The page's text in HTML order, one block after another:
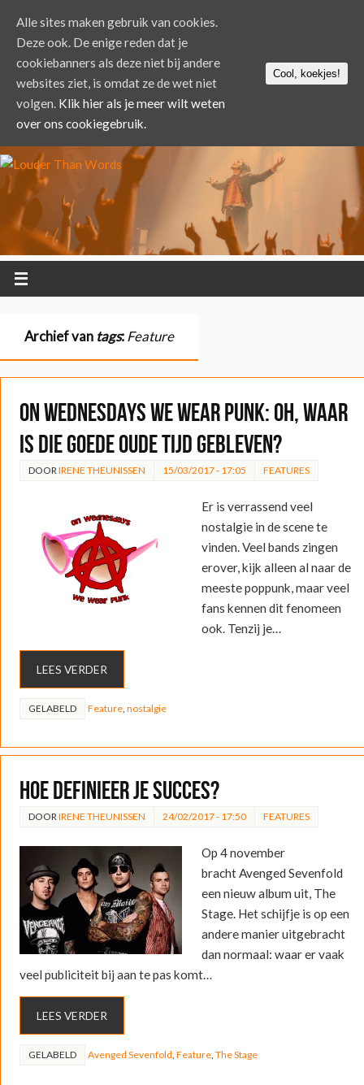
Archief van tags:Feature
On Wednesdays We Wear Punk: Oh, waar
is die goede oude tijd gebleven?
DOOR IRENE THEUNISSEN 15/03/2017 - 17:05 FEATURES
Er is verrassend veel
nostalgie in de scene te
vinden. Veel bands zingen
erover, kijk alleen al naar de
meeste poppunk, maar veel
fans kennen dit fenomeen
ook. Tenzij je…
LEES VERDER
GELABELD Feature, nostalgie
Hoe definieer je succes?
DOOR IRENE THEUNISSEN 24/02/2017 - 17:50 FEATURES
Op 4 november
bracht Avenged Sevenfold
een nieuw album uit, The
Stage. Het schijfje is op een
andere manier uitgebracht
dan normaal: waar er vaak
veel publiciteit bij aan te pas komt…
LEES VERDER
GELABELD Avenged Sevenfold Feature, The Stage
Alle sites maken gebruik van cookies.
Deze ook. De enige reden dat je
cookiebanners als deze niet bij andere
websites ziet, is omdat ze de wet niet
volgen. Klik hier als je meer wilt weten
over ons cookiegebruik.
Cool, koekjes!